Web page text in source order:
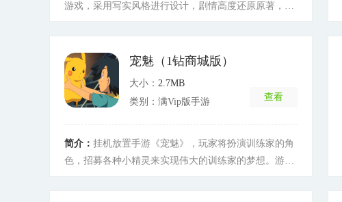
游戏，采用写实风格进行设计，剧情高度还原原著，并
之外，玩家可以通过每天完成任务获得奖励，解锁更多
的神将角色和装备。关键他不充钱也能玩的爽(σﾟ
∀ﾟ)σ..:*☆哎哟不错哦！！！
宠魅（1钻商城版）
大小： 2.7MB
类别：满Vip版手游
查看
简介： 挂机放置手游《宠魅》，玩家将扮演训练家的角
色，招募各种小精灵来实现伟大的训练家的梦想。游戏